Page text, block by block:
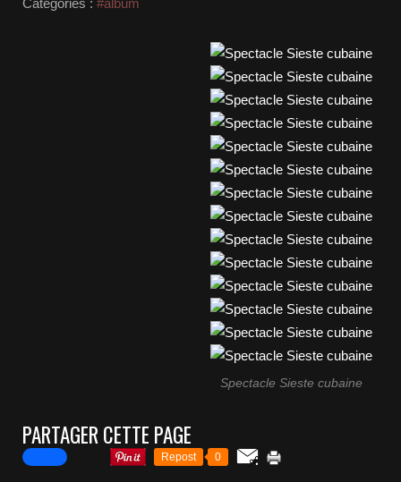
Catégories : #album
Spectacle Sieste cubaine
PARTAGER CETTE PAGE
Repost 0